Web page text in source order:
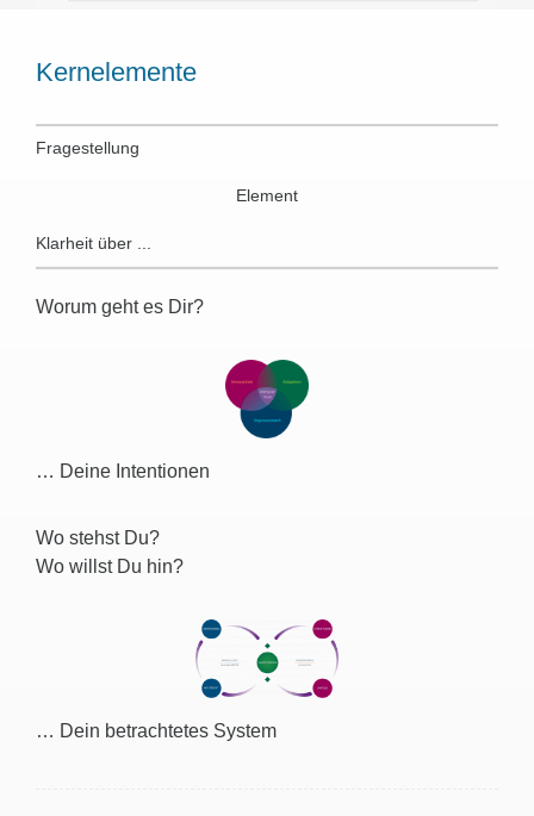
Kernelemente
Fragestellung
Element
Klarheit über ...
Worum geht es Dir?
… Deine Intentionen
Wo stehst Du?
Wo willst Du hin?
… Dein betrachtetes System